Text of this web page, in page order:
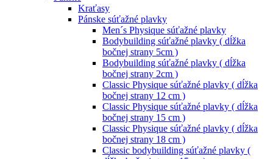
Kraťasy
Pánske súťažné plavky
Men´s Physique súťažné plavky
Bodybuilding súťažné plavky ( dĺžka
bočnej strany 5cm )
Bodybuilding súťažné plavky ( dĺžka
bočnej strany 2cm )
Classic Physique súťažné plavky ( dĺžka
bočnej strany 12 cm )
Classic Physique súťažné plavky ( dĺžka
bočnej strany 15 cm )
Classic Physique súťažné plavky ( dĺžka
bočnej strany 18 cm )
Classic bodybuilding súťažné plavky (